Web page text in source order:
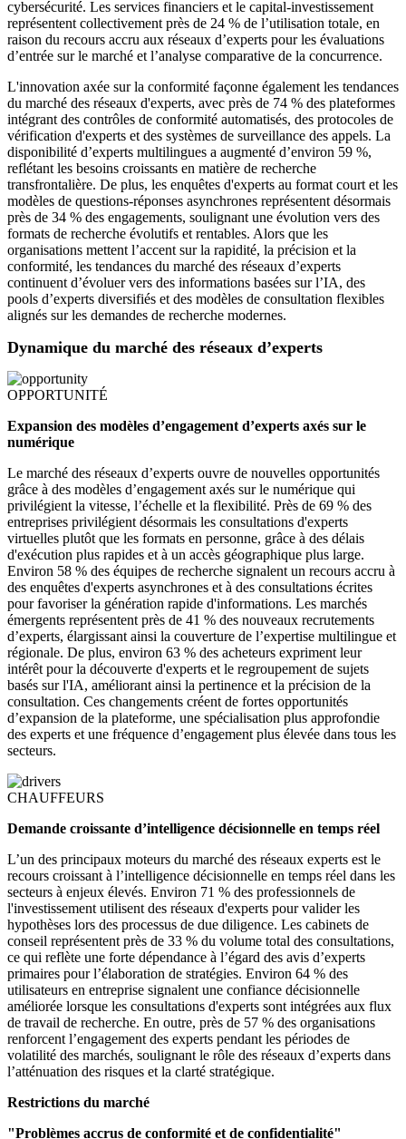
cybersécurité. Les services financiers et le capital-investissement
représentent collectivement près de 24 % de l’utilisation totale, en
raison du recours accru aux réseaux d’experts pour les évaluations
d’entrée sur le marché et l’analyse comparative de la concurrence.
L'innovation axée sur la conformité façonne également les tendances
du marché des réseaux d'experts, avec près de 74 % des plateformes
intégrant des contrôles de conformité automatisés, des protocoles de
vérification d'experts et des systèmes de surveillance des appels. La
disponibilité d’experts multilingues a augmenté d’environ 59 %,
reflétant les besoins croissants en matière de recherche
transfrontalière. De plus, les enquêtes d'experts au format court et les
modèles de questions-réponses asynchrones représentent désormais
près de 34 % des engagements, soulignant une évolution vers des
formats de recherche évolutifs et rentables. Alors que les
organisations mettent l’accent sur la rapidité, la précision et la
conformité, les tendances du marché des réseaux d’experts
continuent d’évoluer vers des informations basées sur l’IA, des
pools d’experts diversifiés et des modèles de consultation flexibles
alignés sur les demandes de recherche modernes.
Dynamique du marché des réseaux d’experts
OPPORTUNITÉ
Expansion des modèles d’engagement d’experts axés sur le
numérique
Le marché des réseaux d’experts ouvre de nouvelles opportunités
grâce à des modèles d’engagement axés sur le numérique qui
privilégient la vitesse, l’échelle et la flexibilité. Près de 69 % des
entreprises privilégient désormais les consultations d'experts
virtuelles plutôt que les formats en personne, grâce à des délais
d'exécution plus rapides et à un accès géographique plus large.
Environ 58 % des équipes de recherche signalent un recours accru à
des enquêtes d'experts asynchrones et à des consultations écrites
pour favoriser la génération rapide d'informations. Les marchés
émergents représentent près de 41 % des nouveaux recrutements
d’experts, élargissant ainsi la couverture de l’expertise multilingue et
régionale. De plus, environ 63 % des acheteurs expriment leur
intérêt pour la découverte d'experts et le regroupement de sujets
basés sur l'IA, améliorant ainsi la pertinence et la précision de la
consultation. Ces changements créent de fortes opportunités
d’expansion de la plateforme, une spécialisation plus approfondie
des experts et une fréquence d’engagement plus élevée dans tous les
secteurs.
CHAUFFEURS
Demande croissante d’intelligence décisionnelle en temps réel
L’un des principaux moteurs du marché des réseaux experts est le
recours croissant à l’intelligence décisionnelle en temps réel dans les
secteurs à enjeux élevés. Environ 71 % des professionnels de
l'investissement utilisent des réseaux d'experts pour valider les
hypothèses lors des processus de due diligence. Les cabinets de
conseil représentent près de 33 % du volume total des consultations,
ce qui reflète une forte dépendance à l’égard des avis d’experts
primaires pour l’élaboration de stratégies. Environ 64 % des
utilisateurs en entreprise signalent une confiance décisionnelle
améliorée lorsque les consultations d'experts sont intégrées aux flux
de travail de recherche. En outre, près de 57 % des organisations
renforcent l’engagement des experts pendant les périodes de
volatilité des marchés, soulignant le rôle des réseaux d’experts dans
l’atténuation des risques et la clarté stratégique.
Restrictions du marché
"Problèmes accrus de conformité et de confidentialité"